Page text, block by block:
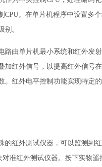
CPU。在单片机程序中设置多
别。
路由单片机最小系统和红外发
加红外信号，以提高红外信号
。红外电平控制功能实现特定
的红外测试仪器，可以监测到
准红外测试仪器。按下实物